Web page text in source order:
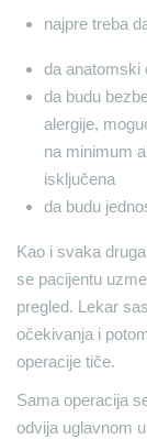
najpre treba
da anatomski
da budu
alergije,
na minimum
isključena
da budu
Kao i svaka
se pacijentu
pregled. Lekar
očekivanja i
operacije tiče.
Sama operacija
odvija uglavnom